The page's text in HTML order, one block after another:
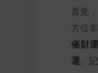
首先
方位
催財運
運。